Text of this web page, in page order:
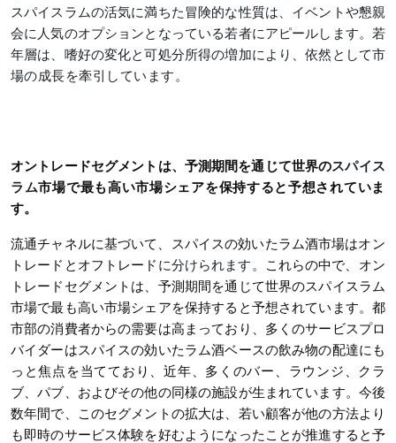
スパイスラムの活気に満ちた冒険的な性質は、イベントや懇親
会に人気のオプションとなっている若者にアピールします。若
年層は、嗜好の変化と可処分所得の増加により、依然として市
場の成長を牽引しています。
オントレードセグメントは、予測期間を通じて世界のスパイス
ラム市場で最も高い市場シェアを保持すると予想されていま
す。
流通チャネルに基づいて、 スパイスの効いたラム酒 市場はオン
トレードとオフトレード に分けられます 。これらの中で、オン
トレードセグメントは、予測期間を通じて世界のスパイスラム
市場で最も高い市場シェアを保持すると予想されています。都
市部の消費者からの需要は高まっており、多くのサービスプロ
バイダーはスパイスの効いたラム酒ベースの飲み物の配達にも
っと焦点を当てており、近年、多くのバー、ラウンジ、クラ
ブ、パブ、およびその他の同様の施設が生まれています。今後
数年間で、このセグメントの拡大は、若い顧客が他の方法より
も即時のサービス体験を好むようになったことが推進すると予